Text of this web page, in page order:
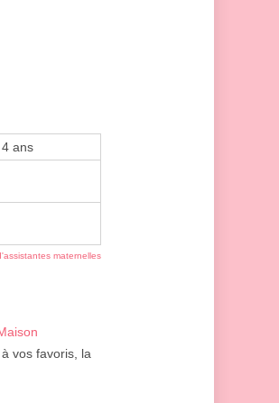
ans
maternelles
vos favoris, la